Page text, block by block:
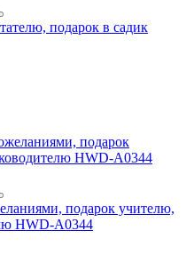
подарок в садик
подарок учителю,
HWD-A0344